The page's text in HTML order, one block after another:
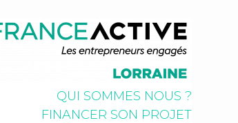
QUI SOMMES NOUS ?
FINANCER SON PROJET